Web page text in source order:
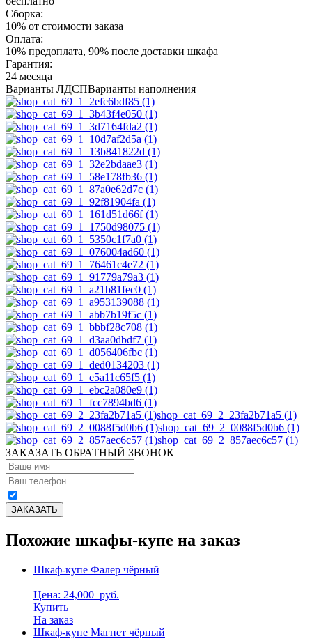
Сборка:
10% от стоимости заказа
Оплата:
10% предоплата, 90% после доставки шкафа
Гарантия:
24 месяца
Варианты ЛДСПВарианты наполнения
shop_cat_69_2_23fa2b71a5 (1)
shop_cat_69_2_0088f5d0b6 (1)
shop_cat_69_2_857aec6c57 (1)
ЗАКАЗАТЬ ОБРАТНЫЙ ЗВОНОК
Похожие шкафы-купе на заказ
Шкаф-купе Фалер чёрный
Цена: 24,000 руб.
Купить
На заказ
Шкаф-купе Магнет чёрный